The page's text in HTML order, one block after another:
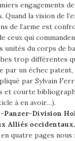
engagements
Quand la vision de
de l’arme est
ceux qui
unités du corps de
trop différentes
par un échec patent,
par Sylvain
et courte
à en avoir…).
Panzer-Division
Alliés occidentaux.
quatre pages nous